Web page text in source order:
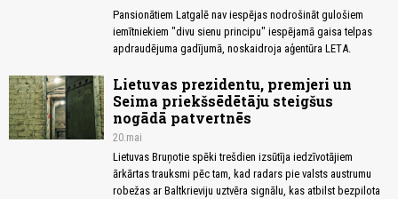
Pansionātiem Latgalē nav iespējas nodrošināt gulošiem
iemītniekiem "divu sienu principu" iespējamā gaisa telpas
apdraudējuma gadījumā, noskaidroja aģentūra LETA.
Lietuvas prezidentu, premjeri un
Seima priekšsēdētāju steigšus
nogādā patvertnēs
20.mai
Lietuvas Bruņotie spēki trešdien izsūtīja iedzīvotājiem
ārkārtas trauksmi pēc tam, kad radars pie valsts austrumu
robežas ar Baltkrieviju uztvēra signālu, kas atbilst bezpilota